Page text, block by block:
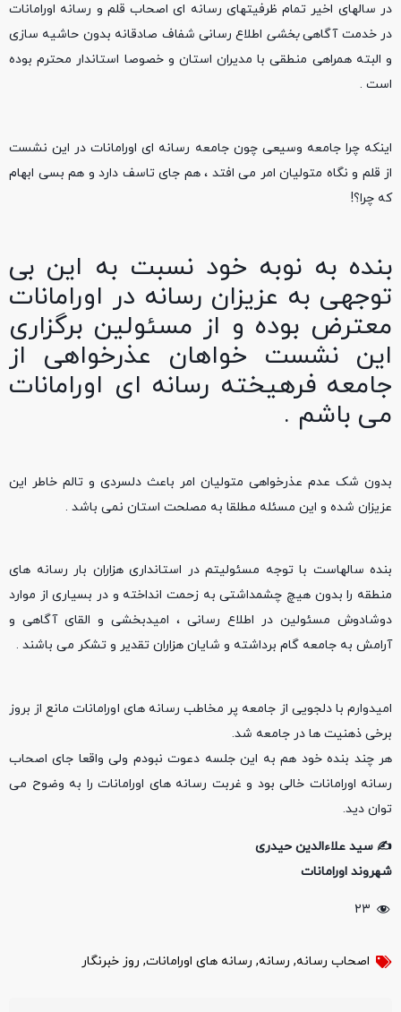
در سالهای اخیر تمام ظرفیتهای رسانه ای اصحاب قلم و رسانه اورامانات
در خدمت آگاهیبخشی اطلاع رسانی شفاف صادقانه بدون حاشیه سازی
و البته همراهی منطقی با مدیران استان و خصوصا استاندار محترم بوده
است .
اینکه چرا جامعه وسیعی چون جامعه رسانه ای اورامانات در این نشست
از قلم و نگاه متولیان امر می افتد ، هم جای تاسف دارد و هم بسی ابهام
که چرا؟!
بنده به نوبه خود نسبت به این بی
توجهی به عزیزان رسانه در اورامانات
معترض بوده و از مسئولین برگزاری
این نشست خواهان عذرخواهی از
جامعه فرهیخته رسانه ای اورامانات
می باشم .
بدون شک عدم عذرخواهی متولیان امر باعث دلسردی و تالم خاطر این
عزیزان شده و این مسئله مطلقا به مصلحت استان نمی باشد .
بنده سالهاست با توجه مسئولیتم در استانداری هزاران بار رسانه های
منطقه را بدون هیچ چشمداشتی به زحمت انداخته و در بسیاری از موارد
دوشادوش مسئولین در اطلاع رسانی ، امیدبخشی و القای آگاهی و
آرامش به جامعه گام برداشته و شایان هزاران تقدیر و تشکر می باشند .
امیدوارم با دلجویی از جامعه پر مخاطب رسانه های اورامانات مانع از بروز
برخی ذهنیت ها در جامعه شد.
هر چند بنده خود هم به این جلسه دعوت نبودم ولی واقعا جای اصحاب
رسانه اورامانات خالی بود و غربت رسانه های اورامانات را به وضوح می
توان دید.
✍️ سید علاءالدین حیدری
شهروند اورامانات
۲۳
اصحاب رسانه, رسانه, رسانه های اورامانات, روز خبرنگار